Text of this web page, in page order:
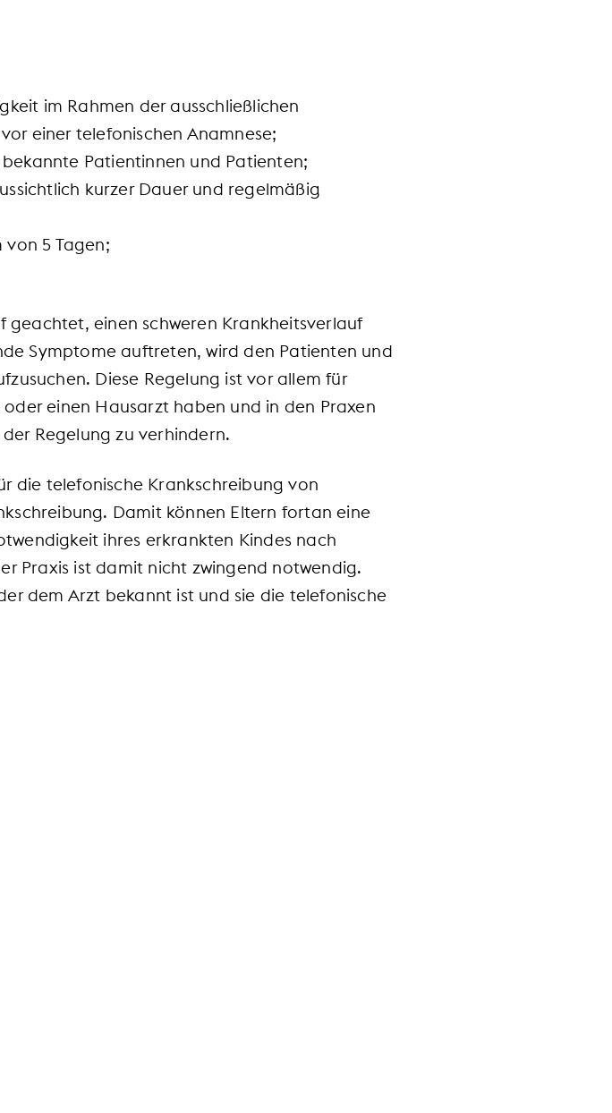
im Rahmen der ausschließlichen
einer telefonischen Anamnese;
Patientinnen und Patienten;
kurzer Dauer und regelmäßig
5 Tagen;
geachtet, einen schweren Krankheitsverlauf
Symptome auftreten, wird den Patienten und
Diese Regelung ist vor allem für
einen Hausarzt haben und in den Praxen
Regelung zu verhindern.
die telefonische Krankschreibung von
Damit können Eltern fortan eine
ihres erkrankten Kindes nach
Praxis ist damit nicht zwingend notwendig.
dem Arzt bekannt ist und sie die telefonische